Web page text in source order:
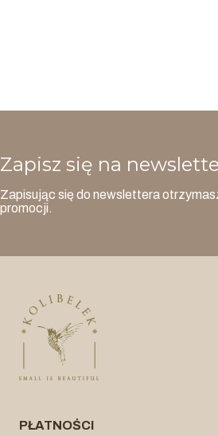
Zapisz się na
Zapisując się do newslettera
promocji.
PŁATNOŚCI